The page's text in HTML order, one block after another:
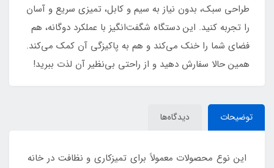
طراحی سبک، بدون نیاز به سیم و کابل، تمیزی سریع و آسان
را تجربه کنید. این دستگاه شگفت‌انگیز با عملکرد دوگانه، هم
فضای شما را خنک می‌کند و هم به پاکیزگی آن کمک می‌کند.
همین حالا سفارش دهید و از راحتی بی‌نظیر آن لذت ببرید!
توضیحات دیدگاه‌ها
این نوع محصولات معمولاً برای تمیزکاری و نظافت در خانه